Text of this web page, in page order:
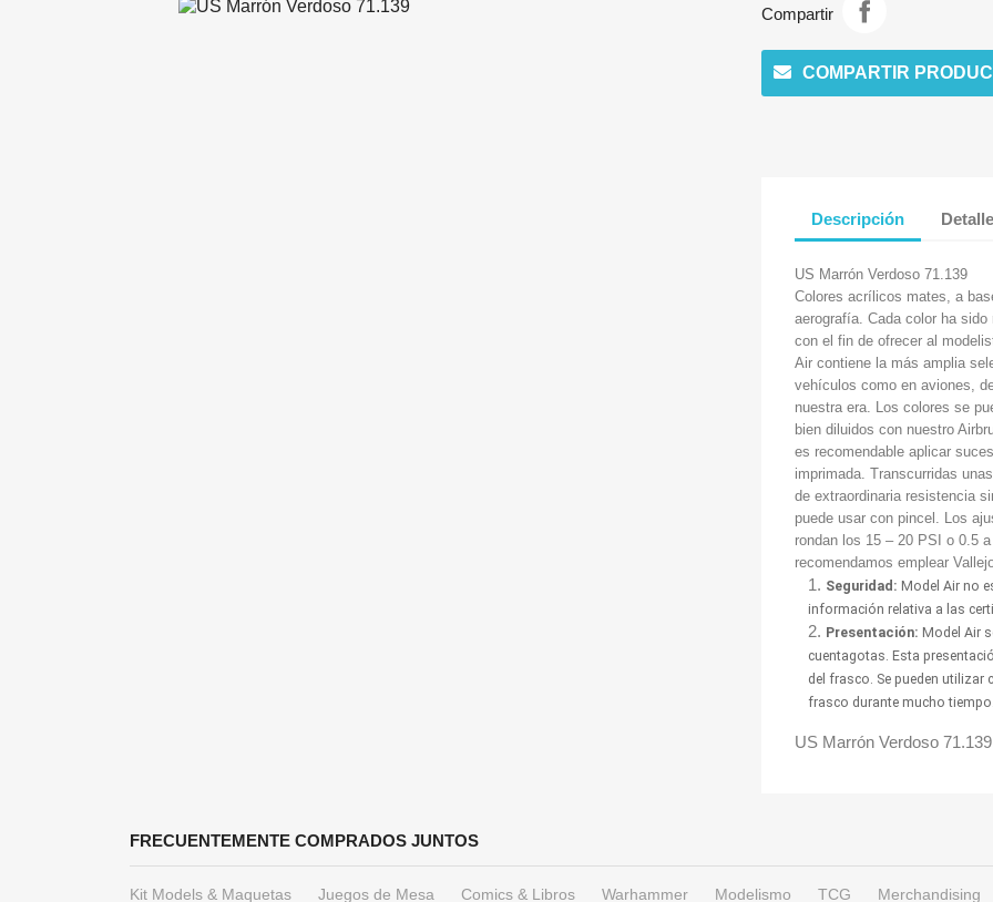
Compartir
COMPARTIR
Descripción
US Marrón Verdoso 71.139
Colores acrílicos mates, a
aerografía. Cada color ha
con el fin de ofrecer al
Air contiene la más amplia
vehículos como en aviones,
nuestra era. Los colores se
bien diluidos con nuestro
es recomendable aplicar
imprimada. Transcurridas
de extraordinaria resistencia
puede usar con pincel. Los
rondan los 15 – 20 PSI o 0.5
recomendamos emplear
Seguridad: Model Air no
información relativa a las
Presentación: Model Air
cuentagotas. Esta
del frasco. Se pueden utilizar
frasco durante mucho tiempo.
US Marrón Verdoso 71.139
FRECUENTEMENTE COMPRADOS JUNTOS
Kit Models & Maquetas Juegos de Mesa Comics & Libros Warhammer Modelismo TCG Merchandising